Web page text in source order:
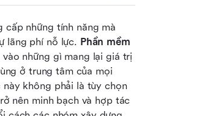
cấp những tính năng mà
lãng phí nỗ lực. Phần mềm
những gì mang lại giá trị
ở trung tâm của mọi
không phải là tùy chọn
nên minh bạch và hợp tác